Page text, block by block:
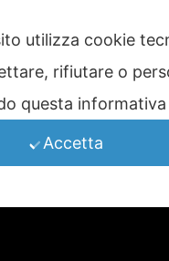
I
utilizza cookie
rifiutare o
questa
Accetta